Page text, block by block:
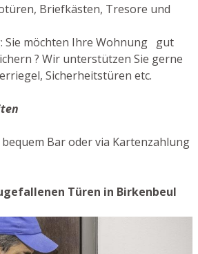
Briefkästen, Tresore und
Sie möchten Ihre Wohnung gut
? Wir unterstützen Sie gerne
Sicherheitstüren etc.
Bar oder via Kartenzahlung
Türen in Birkenbeul